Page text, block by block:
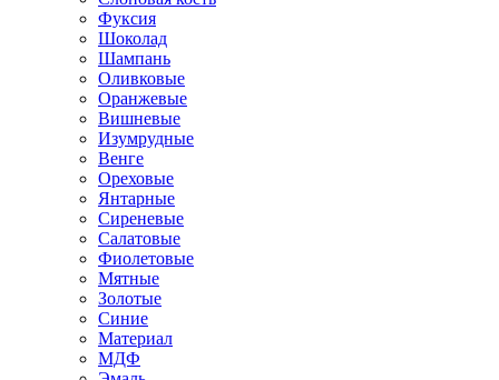
Фуксия
Шоколад
Шампань
Оливковые
Оранжевые
Вишневые
Изумрудные
Венге
Ореховые
Янтарные
Сиреневые
Салатовые
Фиолетовые
Мятные
Золотые
Синие
Материал
МДФ